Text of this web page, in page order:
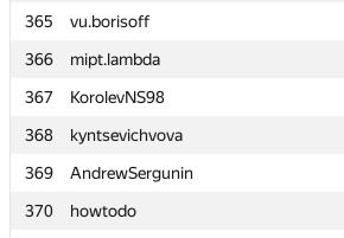
365
vu.borisoff
366
mipt.lambda
367
KorolevNS98
368
kyntsevichvova
369
AndrewSergunin
370
howtodo
365
vu.borisoff
366
mipt.lambda
367
KorolevNS98
368
kyntsevichvova
369
AndrewSergunin
370
howtodo